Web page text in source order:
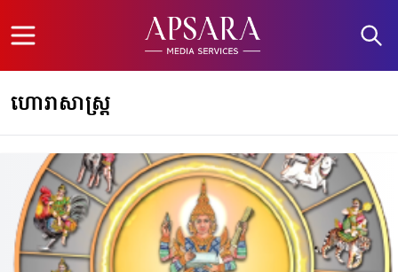
Open menu
ហោរាសាស្ត្រ